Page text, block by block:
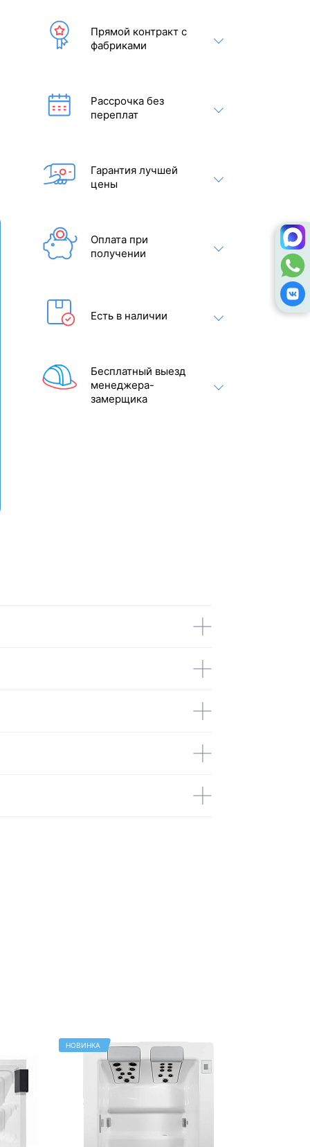
Прямой контракт с
фабриками
Рассрочка без
переплат
Гарантия лучшей
цены
Оплата при
получении
Есть в наличии
Бесплатный выезд
менеджера-
замерщика
НОВИНКА